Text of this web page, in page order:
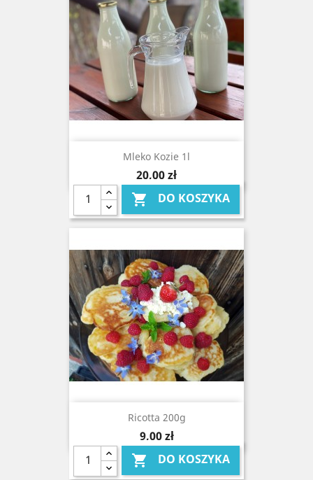
Mleko Kozie 1l
Cena
20,00 zł
 DO KOSZYKA
Ricotta 200g
Cena
9,00 zł
 DO KOSZYKA